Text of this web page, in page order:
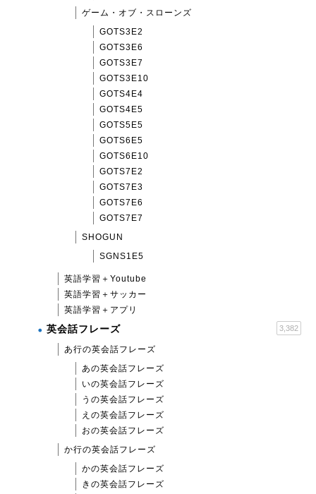
ゲーム・オブ・スローンズ
GOTS3E2
GOTS3E6
GOTS3E7
GOTS3E10
GOTS4E4
GOTS4E5
GOTS5E5
GOTS6E5
GOTS6E10
GOTS7E2
GOTS7E3
GOTS7E6
GOTS7E7
SHOGUN
SGNS1E5
英語学習＋Youtube
英語学習＋サッカー
英語学習＋アプリ
英会話フレーズ 3,382
あ行の英会話フレーズ
あの英会話フレーズ
いの英会話フレーズ
うの英会話フレーズ
えの英会話フレーズ
おの英会話フレーズ
か行の英会話フレーズ
かの英会話フレーズ
きの英会話フレーズ